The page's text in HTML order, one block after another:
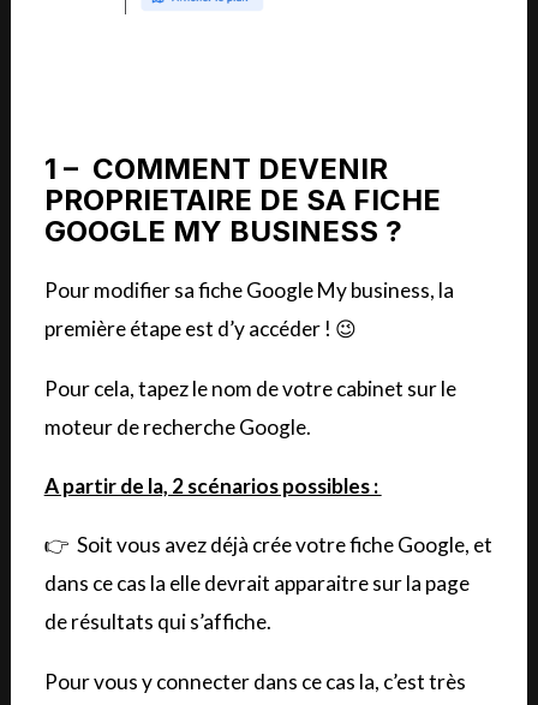
1 – COMMENT DEVENIR
PROPRIETAIRE DE SA FICHE
GOOGLE MY BUSINESS ?
Pour modifier sa fiche Google My business, la
première étape est d’y accéder ! 😉
Pour cela, tapez le nom de votre cabinet sur le
moteur de recherche Google.
A partir de la, 2 scénarios possibles :
👉 Soit vous avez déjà crée votre fiche Google, et
dans ce cas la elle devrait apparaitre sur la page
de résultats qui s’affiche.
Pour vous y connecter dans ce cas la, c’est très